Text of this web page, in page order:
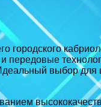
выбор для